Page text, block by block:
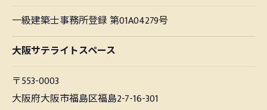
一級建築士事務所登録 第01A04279号
大阪サテライトスペース
〒553-0003
大阪府大阪市福島区福島2-7-16-301